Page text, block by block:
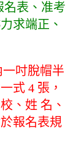
名表、准考
求端正、
吋脫帽半
式 4 張，
、姓 名、
報名表規